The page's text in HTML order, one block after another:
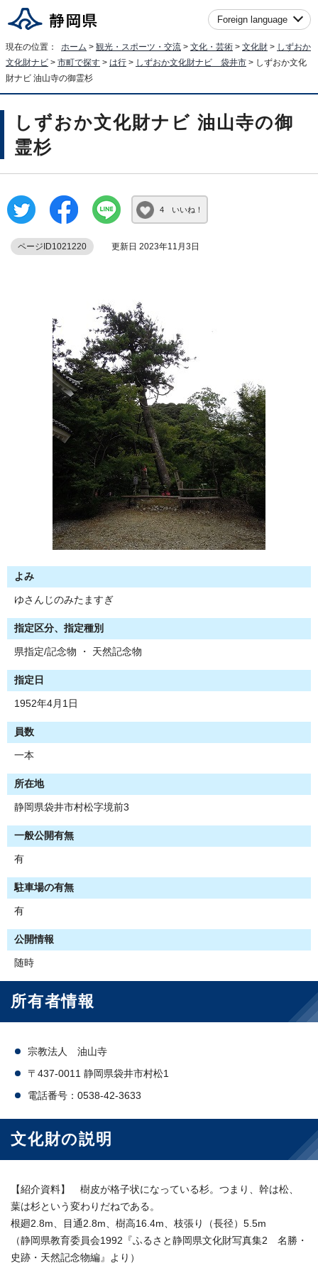
Foreign language
現在の位置： ホーム > 観光・スポーツ・交流 > 文化・芸術 > 文化財 > しずおか
文化財ナビ > 市町で探す > は行 > しずおか文化財ナビ 袋井市 > しずおか文化
財ナビ 油山寺の御霊杉
しずおか文化財ナビ 油山寺の御
霊杉
4 いいね！
ページID1021220 更新日 2023年11月3日
よみ
ゆさんじのみたますぎ
指定区分、指定種別
県指定/記念物 ・ 天然記念物
指定日
1952年4月1日
員数
一本
所在地
静岡県袋井市村松字境前3
一般公開有無
有
駐車場の有無
有
公開情報
随時
所有者情報
宗教法人 油山寺
〒437-0011 静岡県袋井市村松1
電話番号：0538-42-3633
文化財の説明
【紹介資料】 樹皮が格子状になっている杉。つまり、幹は松、
葉は杉という変わりだねである。
根廻2.8m、目通2.8m、樹高16.4m、枝張り（長径）5.5m
（静岡県教育委員会1992『ふるさと静岡県文化財写真集2 名勝・
史跡・天然記念物編』より）